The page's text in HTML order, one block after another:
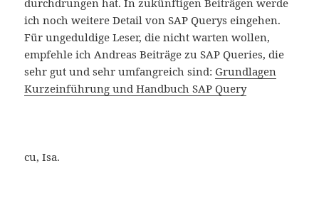
durchdrungen hat. In zukünftigen Beiträgen werde
ich noch weitere Detail von SAP Querys eingehen.
Für ungeduldige Leser, die nicht warten wollen,
empfehle ich Andreas Beiträge zu SAP Queries, die
sehr gut und sehr umfangreich sind: Grundlagen
Kurzeinführung und Handbuch SAP Query
cu, Isa.